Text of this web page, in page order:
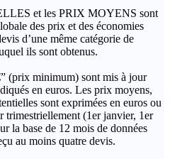
et les PRIX MOYENS sont
des prix et des économies
d’une même catégorie de
ils sont obtenus.
minimum) sont mis à jour
en euros. Les prix moyens,
sont exprimées en euros ou
trimestriellement (1er janvier, 1er
la base de 12 mois de données
au moins quatre devis.